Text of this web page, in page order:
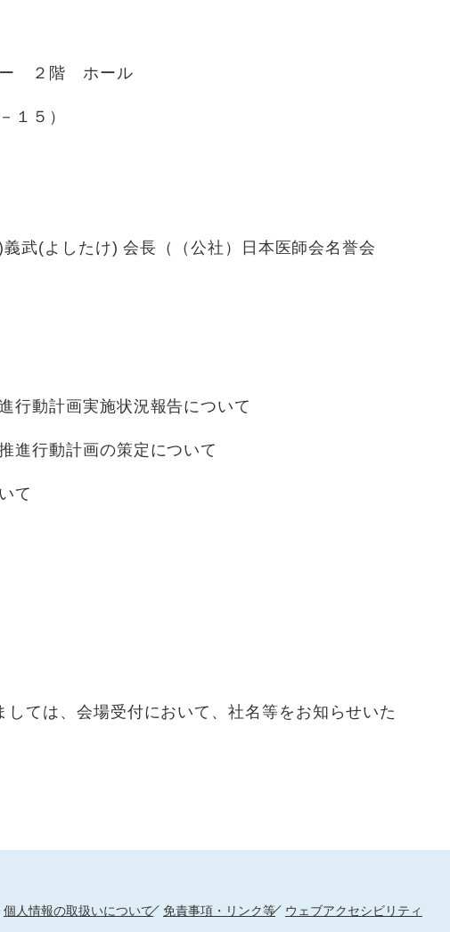
２階 ホール
５）
(よしたけ) 会長（（公社）日本医師会名誉会
行動計画実施状況報告について
進行動計画の策定について
て
ては、会場受付において、社名等をお知らせいた
個人情報の取扱いについて 免責事項・リンク等 ウェブアクセシビリティ